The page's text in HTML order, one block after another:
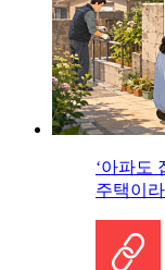
‘아파도
주택이